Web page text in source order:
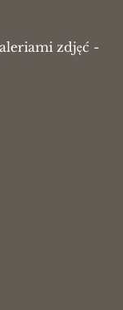
zdjęć -